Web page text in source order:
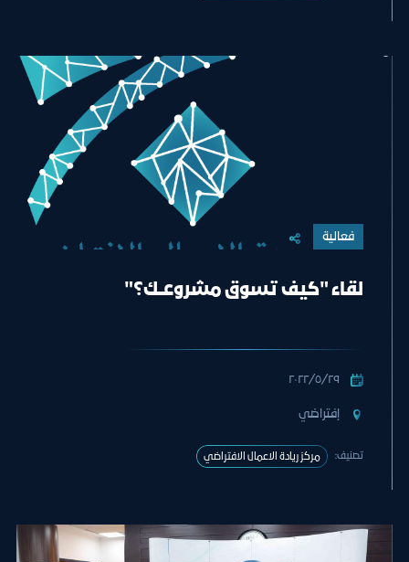
فعالية
لقاء "كيف تسوق مشروعــك؟"
٢٩‏/٥‏/٢٠٢٢
إفتراضي
تصنيف: مركز ريادة الاعمال الافتراضي